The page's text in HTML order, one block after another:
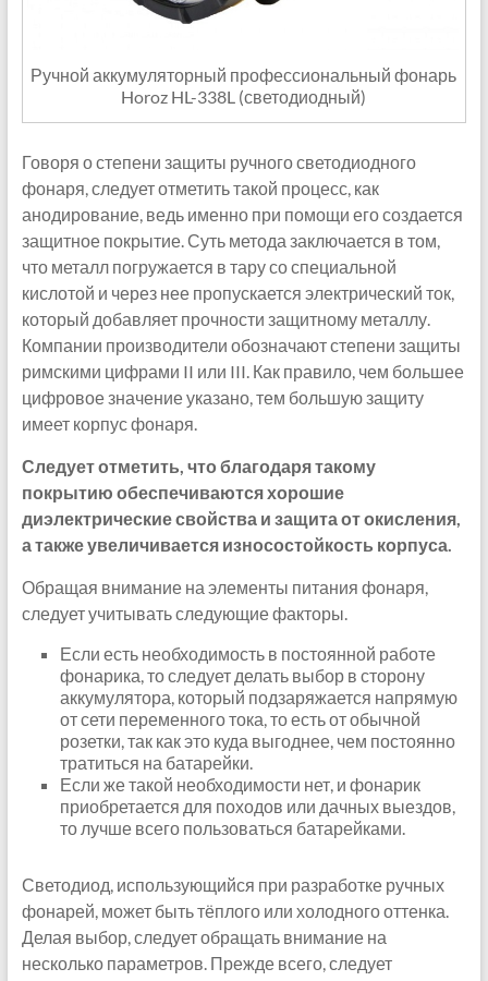
Ручной аккумуляторный профессиональный фонарь
Horoz HL-338L (светодиодный)
Говоря о степени защиты ручного светодиодного
фонаря, следует отметить такой процесс, как
анодирование, ведь именно при помощи его создается
защитное покрытие. Суть метода заключается в том,
что металл погружается в тару со специальной
кислотой и через нее пропускается электрический ток,
который добавляет прочности защитному металлу.
Компании производители обозначают степени защиты
римскими цифрами II или III. Как правило, чем большее
цифровое значение указано, тем большую защиту
имеет корпус фонаря.
Следует отметить, что благодаря такому
покрытию обеспечиваются хорошие
диэлектрические свойства и защита от окисления,
а также увеличивается износостойкость корпуса.
Обращая внимание на элементы питания фонаря,
следует учитывать следующие факторы.
Если есть необходимость в постоянной работе
фонарика, то следует делать выбор в сторону
аккумулятора, который подзаряжается напрямую
от сети переменного тока, то есть от обычной
розетки, так как это куда выгоднее, чем постоянно
тратиться на батарейки.
Если же такой необходимости нет, и фонарик
приобретается для походов или дачных выездов,
то лучше всего пользоваться батарейками.
Светодиод, использующийся при разработке ручных
фонарей, может быть тёплого или холодного оттенка.
Делая выбор, следует обращать внимание на
несколько параметров. Прежде всего, следует